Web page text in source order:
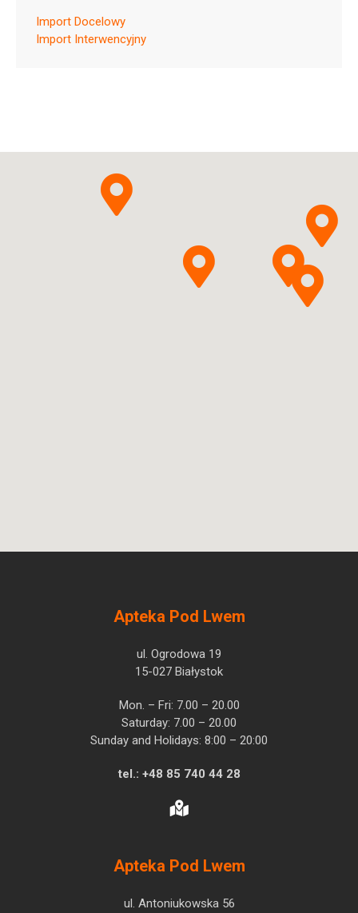
Import Docelowy
Import Interwencyjny
Apteka Pod Lwem
ul. Ogrodowa 19
15-027 Białystok
Mon. – Fri: 7.00 – 20.00
Saturday: 7.00 – 20.00
Sunday and Holidays: 8:00 – 20:00
tel.: +48 85 740 44 28
Apteka Pod Lwem
ul. Antoniukowska 56